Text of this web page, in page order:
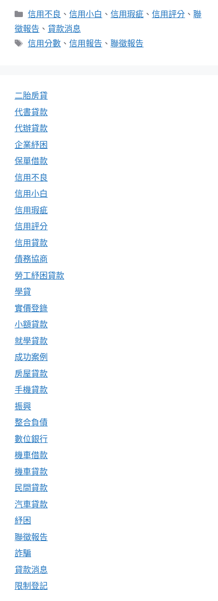
分
類
信用不良 、信用小白 、信用瑕疵 、信用評分 、聯
徵報告 、 貸款消息
標
信用分數 、信用報告 、聯徵報告
二胎房貸
代書貸款
代辦貸款
企業紓困
保單借款
信用不良
信用小白
信用瑕疵
信用評分
信用貸款
債務協商
勞工紓困貸款
學貸
實價登錄
小額貸款
就學貸款
成功案例
房屋貸款
手機貸款
振興
整合負債
數位銀行
機車借款
機車貸款
民間貸款
汽車貸款
紓困
聯徵報告
詐騙
貸款消息
限制登記